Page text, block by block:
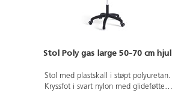
Stol Poly gas large 50-70 cm hjul
Stol med plastskall i støpt polyuretan.
Kryssfot i svart nylon med glideføtter.